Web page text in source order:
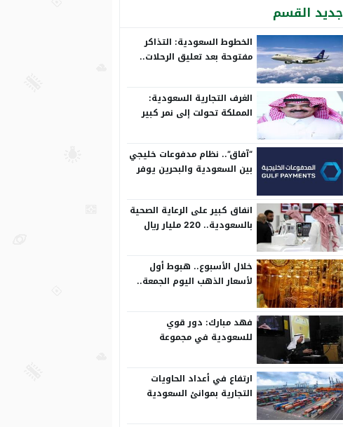
جديد القسم
الخطوط السعودية: التذاكر
مفتوحة بعد تعليق الرحلات..
الغرف التجارية السعودية:
المملكة تحولت إلى نمر كبير
“آفاق”.. نظام مدفوعات خليجي
بين السعودية والبحرين يوفر
انفاق كبير على الرعاية الصحية
بالسعودية.. 220 مليار ريال
خلال الأسبوع.. هبوط أول
لأسعار الذهب اليوم الجمعة..
فهد مبارك: دور قوي
للسعودية في مجموعة
ارتفاع في أعداد الحاويات
التجارية بموانئ السعودية